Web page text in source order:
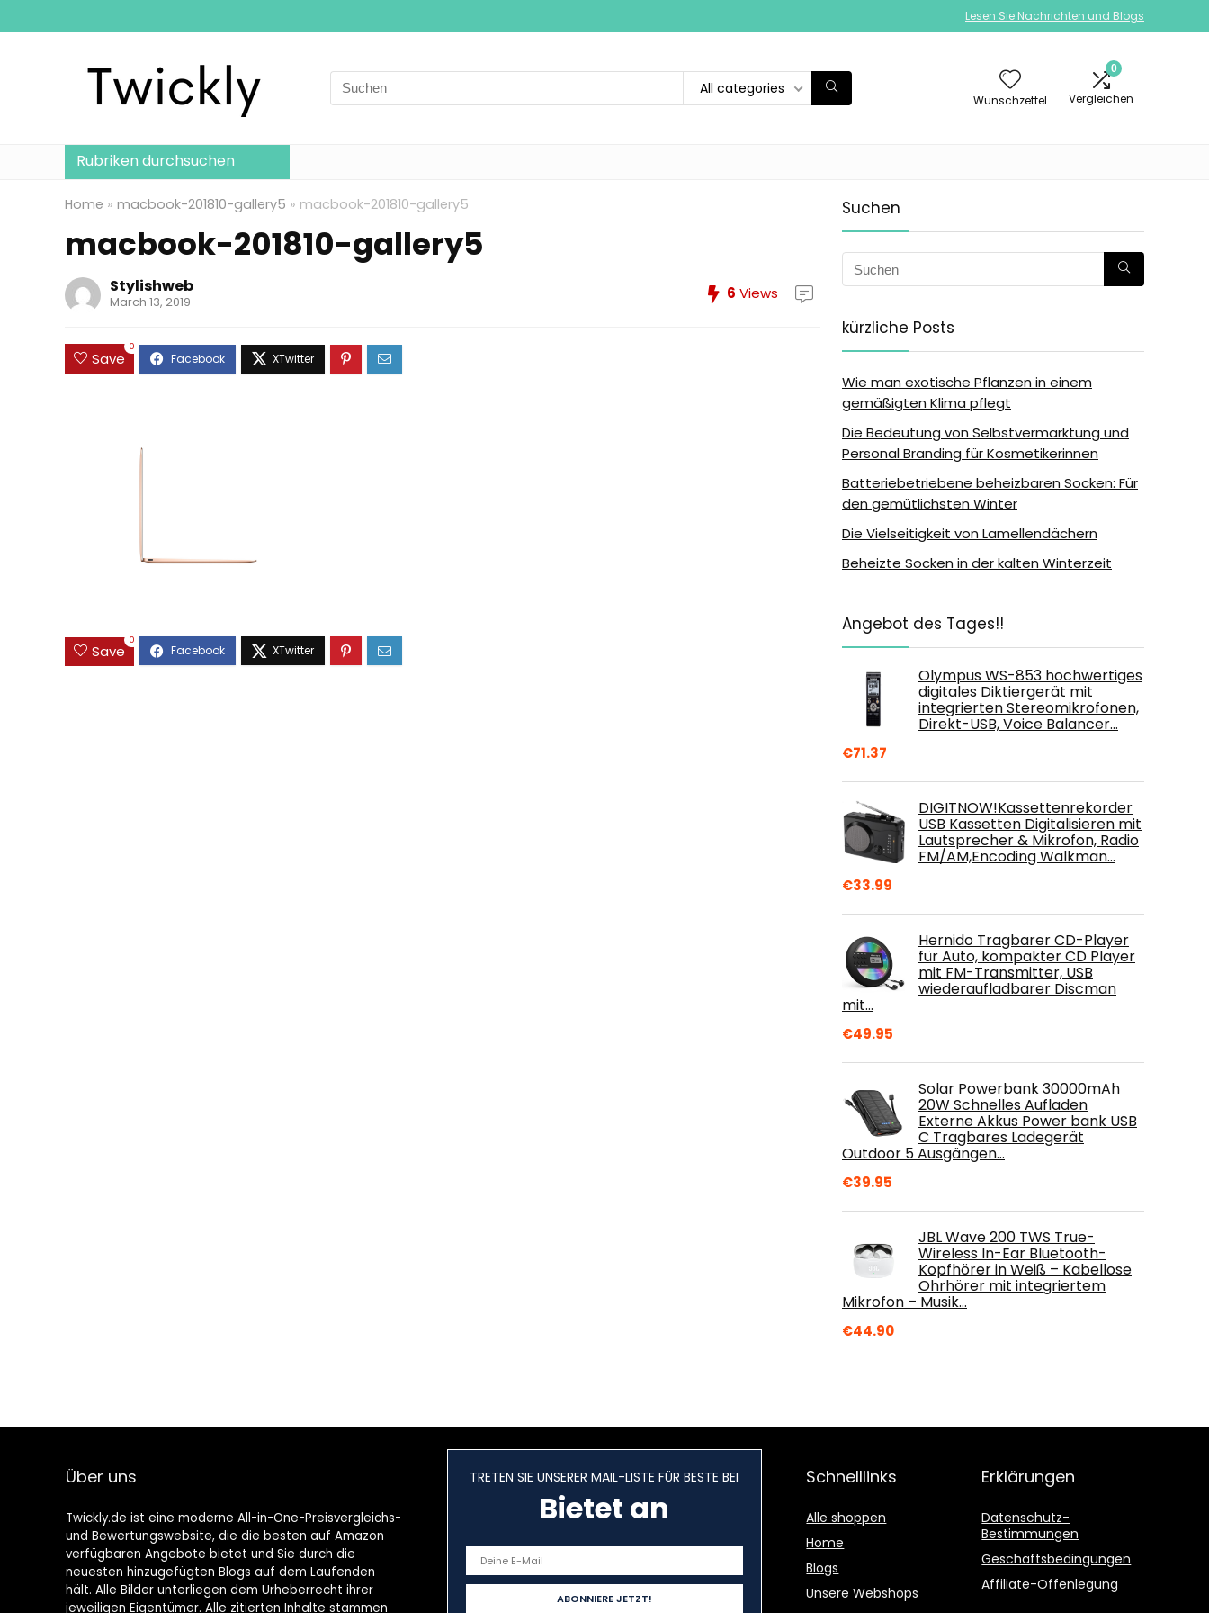
Lesen Sie Nachrichten und Blogs
Search
for:
All categories
Wunschzettel
0
Vergleichen
Rubriken durchsuchen
Home » macbook-201810-gallery5 » macbook-201810-gallery5
macbook-201810-gallery5
Stylishweb
March 13, 2019 6 Views
Save
0
Save
0
Suchen
kürzliche Posts
Wie man exotische Pflanzen in einem
gemäßigten Klima pflegt
Die Bedeutung von Selbstvermarktung und
Personal Branding für Kosmetikerinnen
Batteriebetriebene beheizbaren Socken: Für
den gemütlichsten Winter
Die Vielseitigkeit von Lamellendächern
Beheizte Socken in der kalten Winterzeit
Angebot des Tages!!
Olympus WS-853 hochwertiges
digitales Diktiergerät mit
integrierten Stereomikrofonen,
Direkt-USB, Voice Balancer…
€71.37
DIGITNOW!Kassettenrekorder
USB Kassetten Digitalisieren mit
Lautsprecher & Mikrofon, Radio
FM/AM,Encoding Walkman…
€33.99
Hernido Tragbarer CD-Player
für Auto, kompakter CD Player
mit FM-Transmitter, USB
wiederaufladbarer Discman
mit…
€49.95
Solar Powerbank 30000mAh
20W Schnelles Aufladen
Externe Akkus Power bank USB
C Tragbares Ladegerät
Outdoor 5 Ausgängen…
€39.95
JBL Wave 200 TWS True-
Wireless In-Ear Bluetooth-
Kopfhörer in Weiß – Kabellose
Ohrhörer mit integriertem
Mikrofon – Musik…
€44.90
Über uns
Twickly.de ist eine moderne All-in-One-Preisvergleichs-
und Bewertungswebsite, die die besten auf Amazon
verfügbaren Angebote bietet und Sie durch die
neuesten hinzugefügten Blogs auf dem Laufenden
hält. Alle Bilder unterliegen dem Urheberrecht ihrer
jeweiligen Eigentümer. Alle zitierten Inhalte stammen
TRETEN SIE UNSERER MAIL-LISTE FÜR BESTE BEI
Bietet an
Schnelllinks
Alle shoppen
Home
Blogs
Unsere Webshops
Erklärungen
Datenschutz-
Bestimmungen
Geschäftsbedingungen
Affiliate-Offenlegung